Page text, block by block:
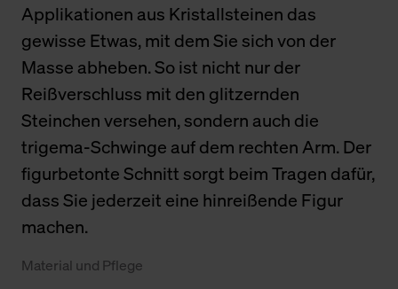
Applikationen aus Kristallsteinen das
gewisse Etwas, mit dem Sie sich von der
Masse abheben. So ist nicht nur der
Reißverschluss mit den glitzernden
Steinchen versehen, sondern auch die
trigema-Schwinge auf dem rechten Arm. Der
figurbetonte Schnitt sorgt beim Tragen dafür,
dass Sie jederzeit eine hinreißende Figur
machen.
Material und Pflege